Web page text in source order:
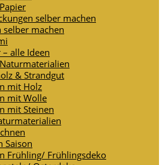
selber machen
selber machen
– alle Ideen
& Strandgut
mit Holz
mit Wolle
mit Steinen
Saison
Frühling/ Frühlingsdeko